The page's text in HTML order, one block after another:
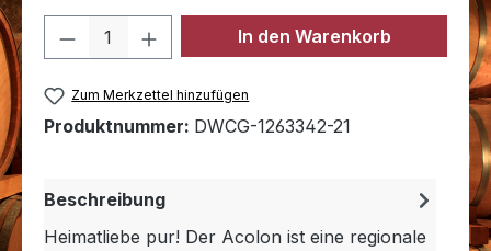
Produkt Anzahl: Gib den
In den Warenkorb
Zum Merkzettel hinzufügen
Produktnummer: DWCG-1263342-21
Beschreibung
Heimatliebe pur! Der Acolon ist eine regionale